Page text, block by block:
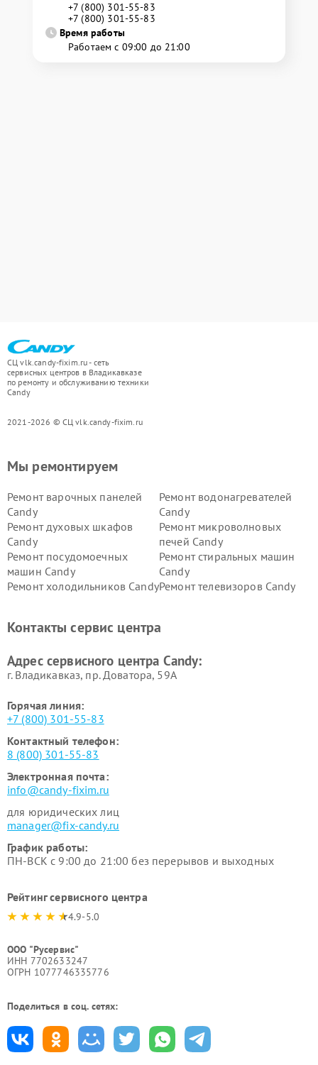
+7 (800) 301-55-83
+7 (800) 301-55-83
Время работы
Работаем с 09:00 до 21:00
СЦ vlk.candy-fixim.ru - сеть
сервисных центров в Владикавказе
по ремонту и обслуживанию техники
Candy
2021-2026 © СЦ vlk.candy-fixim.ru
Мы ремонтируем
Ремонт варочных панелей
Candy
Ремонт водонагревателей
Candy
Ремонт духовых шкафов
Candy
Ремонт микроволновых
печей Candy
Ремонт посудомоечных
машин Candy
Ремонт стиральных машин
Candy
Ремонт холодильников CandyРемонт телевизоров Candy
Контакты сервис центра
Адрес сервисного центра Candy:
г. Владикавказ, пр. Доватора, 59А
Горячая линия:
+7 (800) 301-55-83
Контактный телефон:
8 (800) 301-55-83
Электронная почта:
info@candy-fixim.ru
для юридических лиц
manager@fix-candy.ru
График работы:
ПН-ВСК с 9:00 до 21:00 без перерывов и выходных
Рейтинг сервисного центра
4.9-5.0
ООО "Русервис"
ИНН 7702633247
ОГРН 1077746335776
Поделиться в соц. сетях: